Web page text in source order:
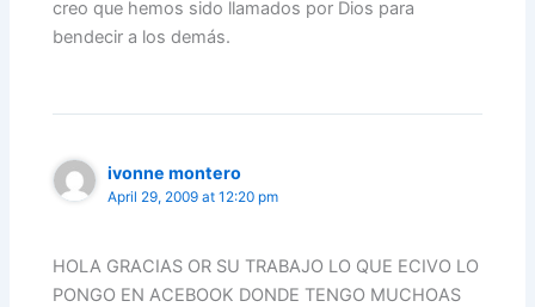
creo que hemos sido llamados por Dios para
bendecir a los demás.
ivonne montero
April 29, 2009 at 12:20 pm
HOLA GRACIAS OR SU TRABAJO LO QUE ECIVO LO
PONGO EN ACEBOOK DONDE TENGO MUCHOAS